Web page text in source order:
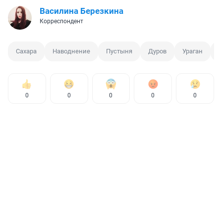
Василина Березкина
Корреспондент
Сахара Наводнение Пустыня Дуров Ураган
0 0 0 0 0